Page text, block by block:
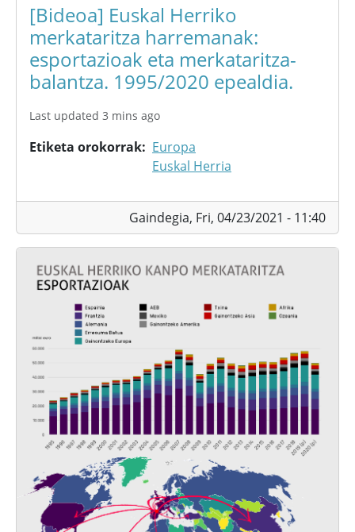
[Bideoa] Euskal Herriko
merkataritza harremanak:
esportazioak eta merkataritza-
balantza. 1995/2020 epealdia.
Last updated 3 mins ago
Etiketa orokorrak
Europa
Euskal Herria
Gaindegia, Fri, 04/23/2021 - 11:40